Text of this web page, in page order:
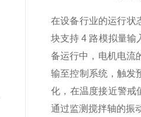
在设备行业的运行状
块支持 4 路模拟量输
备运行中，电机电流
输至控制系统，触发
化，在温度接近警戒
通过监测搅拌轴的振